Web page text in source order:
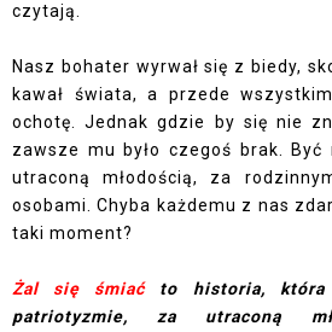
czytają.
Nasz bohater wyrwał się z biedy,
kawał świata, a przede
ochotę. Jednak gdzie by się nie
zawsze mu było czegoś brak.
utraconą młodością, za
osobami. Chyba każdemu z nas
taki moment?
Żal się śmiaćto historia, która
patriotyzmie, za utraconą